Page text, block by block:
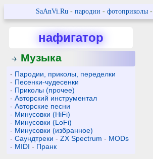
SaAnVi.Ru- пародии - фотоприколы-
нафигатор
Музыка
- Пародии, приколы, переделки
- Песенки-чудесенки
- Приколы (прочее)
-Авторский инструментал
-Авторские песни
- Минусовки (HiFi)
- Минусовки (LoFi)
- Минусовки (избранное)
-Саундтреки -ZX Spectrum - MODs
- MIDI - Пранк